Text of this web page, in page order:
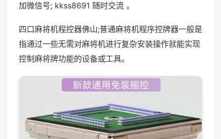
加微信号; kkss8691 随时交流 。
四口麻将机程控器佛山;普通麻将机程序控牌器一般是
指通过一些无需对麻将机进行复杂安装操作就能实现
控制麻将牌功能的设备或工具。